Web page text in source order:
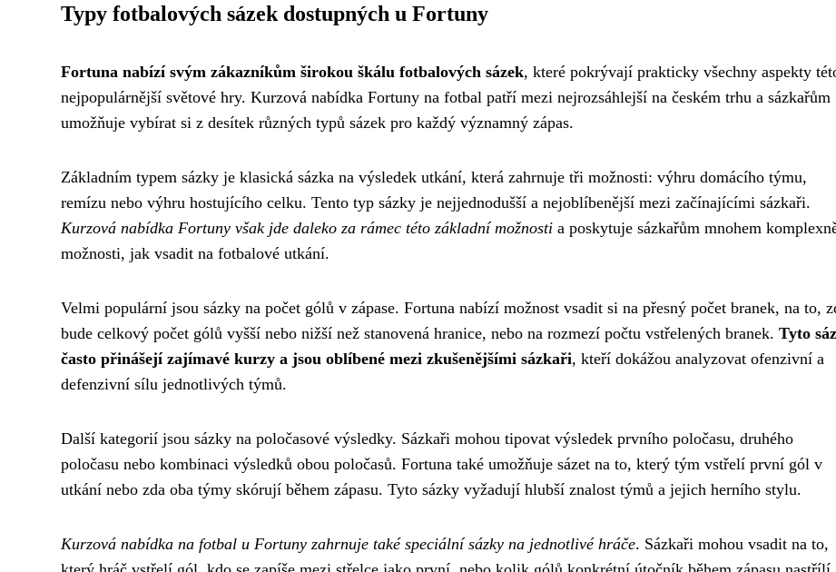
Typy fotbalových sázek dostupných u Fortuny
Fortuna nabízí svým zákazníkům širokou škálu fotbalových sázek, které pokrývají prakticky všechny aspekty
nejpopulárnější světové hry. Kurzová nabídka Fortuny na fotbal patří mezi nejrozsáhlejší na českém trhu a sázkařům
umožňuje vybírat si z desítek různých typů sázek pro každý významný zápas.
Základním typem sázky je klasická sázka na výsledek utkání, která zahrnuje tři možnosti: výhru domácího týmu,
remízu nebo výhru hostujícího celku. Tento typ sázky je nejjednodušší a nejoblíbenější mezi začínajícími sázkaři.
Kurzová nabídka Fortuny však jde daleko za rámec této základní možnosti a poskytuje sázkařům mnohem
možnosti, jak vsadit na fotbalové utkání.
Velmi populární jsou sázky na počet gólů v zápase. Fortuna nabízí možnost vsadit si na přesný počet branek, na to,
bude celkový počet gólů vyšší nebo nižší než stanovená hranice, nebo na rozmezí počtu vstřelených branek. Tyto
často přinášejí zajímavé kurzy a jsou oblíbené mezi zkušenějšími sázkaři, kteří dokážou analyzovat ofenzivní a
defenzivní sílu jednotlivých týmů.
Další kategorií jsou sázky na poločasové výsledky. Sázkaři mohou tipovat výsledek prvního poločasu, druhého
poločasu nebo kombinaci výsledků obou poločasů. Fortuna také umožňuje sázet na to, který tým vstřelí první gól v
utkání nebo zda oba týmy skórují během zápasu. Tyto sázky vyžadují hlubší znalost týmů a jejich herního stylu.
Kurzová nabídka na fotbal u Fortuny zahrnuje také speciální sázky na jednotlivé hráče. Sázkaři mohou vsadit na to,